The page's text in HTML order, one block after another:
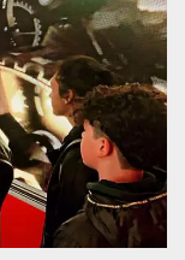
aplicaciones
basadas en el
lenguaje PHP.
Este es un
identificador de
propósito
general que se
utiliza para
mantener las
variables de
sesión del
usuario.
Normalmente es
un número
generado al